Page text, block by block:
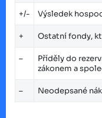
+/- Výsledek
+ Ostatní fondy,
–
Příděly do
zákonem a
– Neodepsané